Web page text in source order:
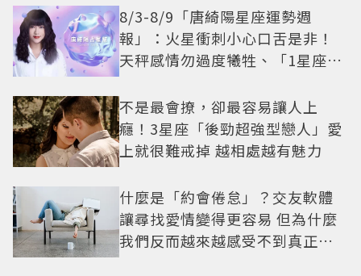
8/3-8/9「唐綺陽星座運勢週
報」：火星衝刺小心口舌是非！
天秤感情勿過度犧牲、「1星座」
不是最會撩，卻最容易讓人上
癮！3星座「後勁超強型戀人」愛
上就很難戒掉 越相處越有魅力
什麼是「約會倦怠」？交友軟體
讓尋找愛情變得更容易 但為什麼
我們反而越來越感受不到真正的